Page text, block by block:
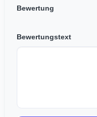
Bewertung
Bewertungstext